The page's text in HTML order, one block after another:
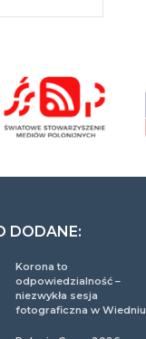
DODANE:
Korona to
odpowiedzialność –
niezwykła sesja
fotograficzna w Wiedniu